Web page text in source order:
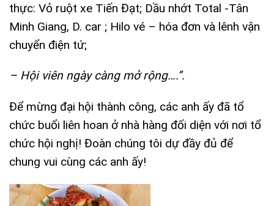
thực: Vỏ ruột xe Tiến Đạt; Dầu nhớt Total -Tân
Minh Giang, D. car ; Hilo vé – hóa đơn và lênh vận
chuyển điện tứ;
– Hội viên ngày càng mở rộng….”.
Để mừng đại hội thành công, các anh ấy đã tổ
chức buổi liên hoan ở nhà hàng đối diện với nơi tổ
chức hội nghị! Đoàn chúng tôi dự đầy đủ để
chung vui cùng các anh ấy!